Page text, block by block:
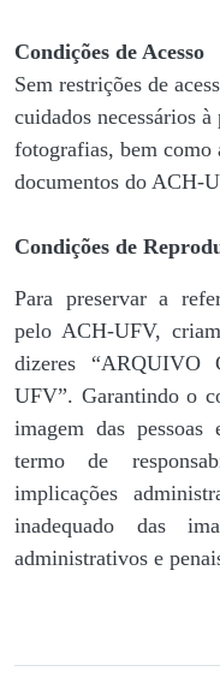
Condições de Acesso
Sem restrições de
cuidados necessários
fotografias, bem como
documentos do ACH-
Condições de
Para preservar a
pelo ACH-UFV,
dizeres
UFV”. Garantindo o
imagem das
termo de
implicações
inadequado das
administrativos e